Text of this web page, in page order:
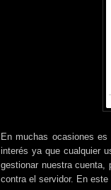
En muchas ocasiones
interés ya que cualquier
gestionar nuestra cuenta,
contra el servidor. En